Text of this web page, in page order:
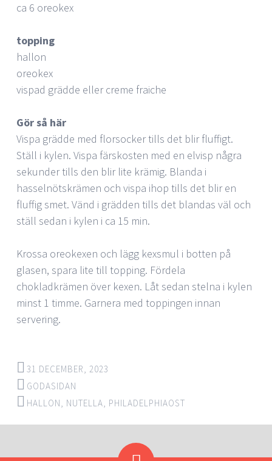
ca 6 oreokex
topping
hallon
oreokex
vispad grädde eller creme fraiche
Gör så här
Vispa grädde med florsocker tills det blir fluffigt.
Ställ i kylen. Vispa färskosten med en elvisp några
sekunder tills den blir lite krämig. Blanda i
hasselnötskrämen och vispa ihop tills det blir en
fluffig smet. Vänd i grädden tills det blandas väl och
ställ sedan i kylen i ca 15 min.
Krossa oreokexen och lägg kexsmul i botten på
glasen, spara lite till topping. Fördela
chokladkrämen över kexen. Låt sedan stelna i kylen
minst 1 timme. Garnera med toppingen innan
servering.
31 DECEMBER, 2023
GODASIDAN
HALLON, NUTELLA, PHILADELPHIAOST